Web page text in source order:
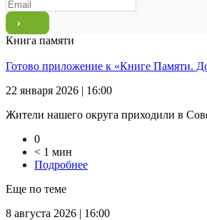
Книга памяти
Готово приложение к «Книге Памяти.
22 января 2026 | 16:00
Жители нашего округа приходили в
0
< 1 мин
Подробнее
Еще по теме
8 августа 2026 | 16:00